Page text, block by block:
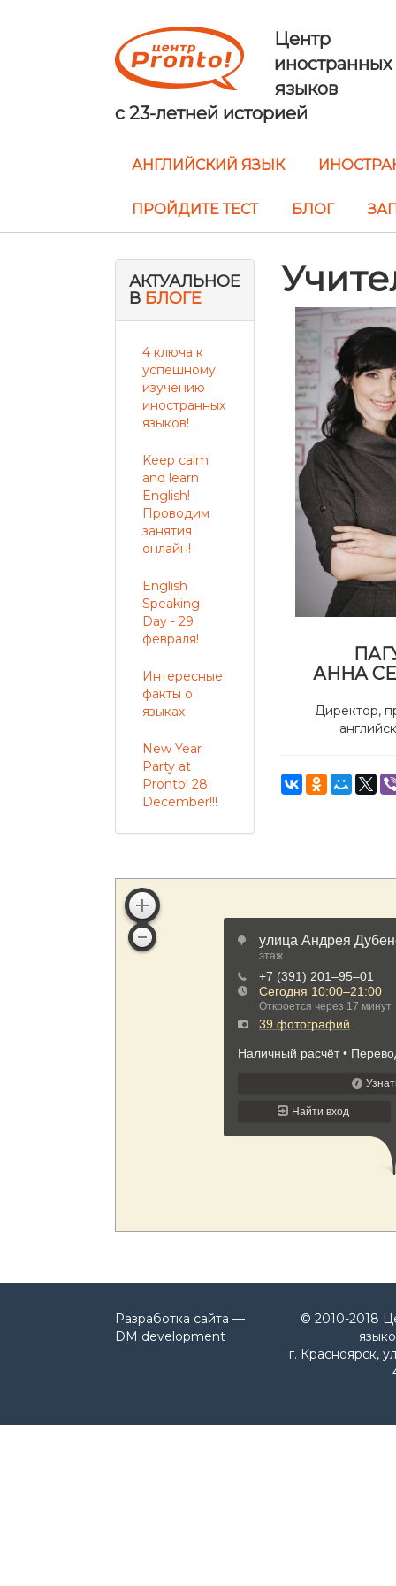
Центр
иностранных
языков
с 23-летней историей
АНГЛИЙСКИЙ ЯЗЫК
ПРОЙДИТЕ ТЕСТ БЛОГ
АКТУАЛЬНОЕ
В БЛОГЕ
4 ключа к
успешному
изучению
иностранных
языков!
Keep calm
and learn
English!
Проводим
занятия
онлайн!
English
Speaking
Day - 29
февраля!
Интересные
факты о
языках
New Year
Party at
Pronto! 28
December!!!
АННА
Директор,
Разработка сайта —
DM development
© 2010-2018
г. Красноярск,